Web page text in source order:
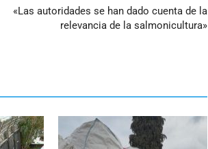
«Las autoridades se han dado cuenta de la
relevancia de la salmonicultura»